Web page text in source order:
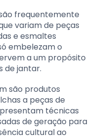
frequentemente
variam de peças
e esmaltes
embelezam o
a um propósito
de jantar.
são produtos
a peças de
técnicas
de geração para
cultural ao